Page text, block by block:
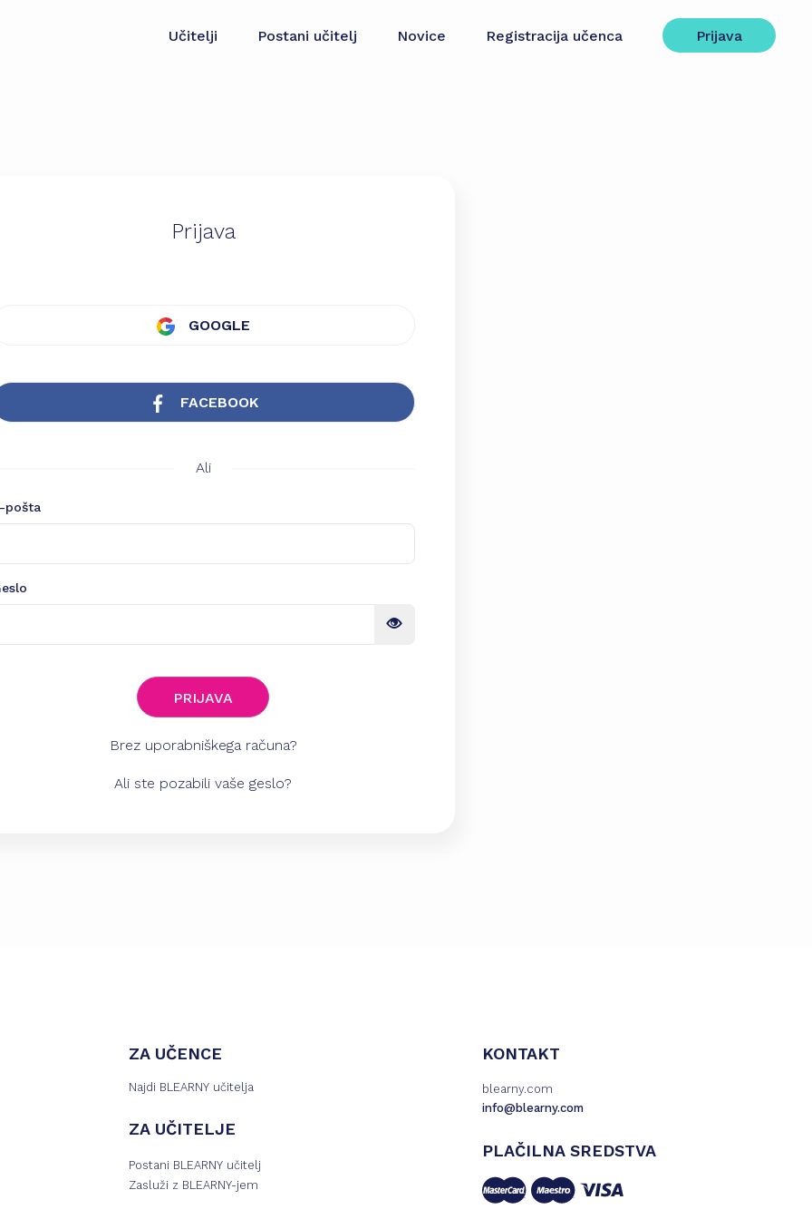
Učitelji Postani učitelj Novice Registracija učenca Prijava
Prijava
GOOGLE
FACEBOOK
Ali
pošta
PRIJAVA
Brez uporabniškega računa?
Ali ste pozabili vaše geslo?
ZA UČENCE
Najdi BLEARNY učitelja
ZA UČITELJE
Postani BLEARNY učitelj
Zasluži z BLEARNY-jem
KONTAKT
blearny.com
info@blearny.com
PLAČILNA SREDSTVA